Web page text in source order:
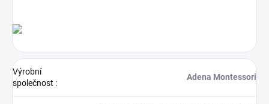
Výrobní
společnost :
Adena Montessori